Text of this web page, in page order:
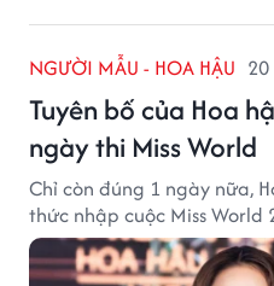
NGƯỜI MẪU - HOA HẬU
Tuyên bố của Hoa
ngày thi Miss World
Chỉ còn đúng 1 ngày nữa,
thức nhập cuộc Miss World